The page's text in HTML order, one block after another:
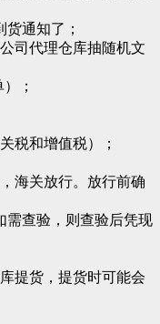
通知了；
司代理仓库抽随机文
；
税和增值税）；
海关放行。放行前确
需查验，则查验后凭现
提货，提货时可能会